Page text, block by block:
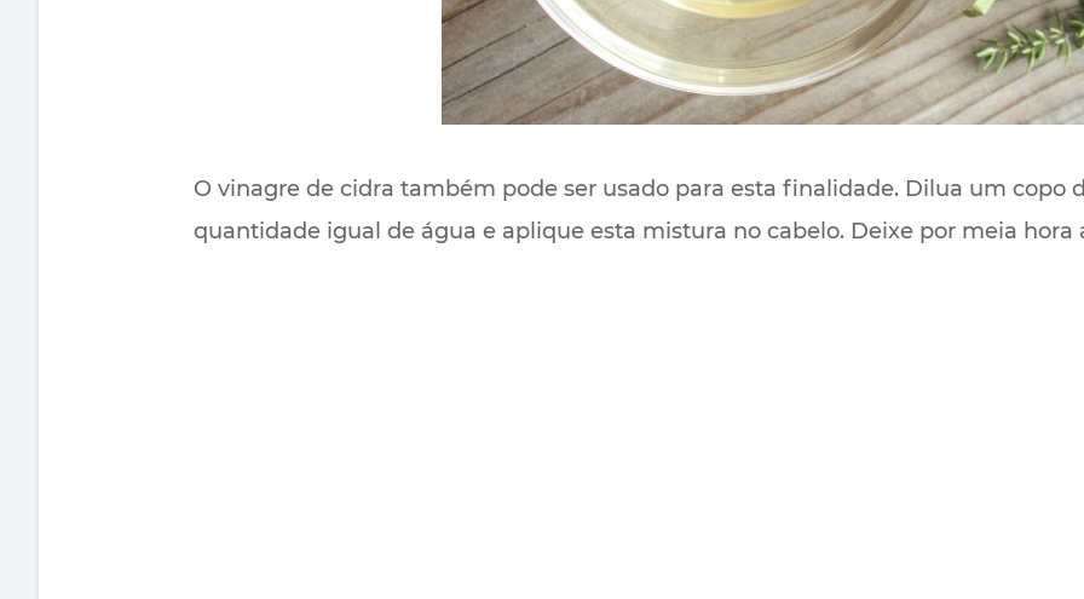
O vinagre de cidra também pode ser usado para esta finalidade. Dilua um copo
quantidade igual de água e aplique esta mistura no cabelo. Deixe por meia hora